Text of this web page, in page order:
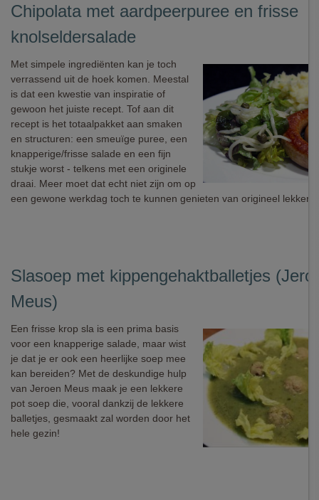
Chipolata met aardpeerpuree en frisse
knolseldersalade
Met simpele ingrediënten kan je toch
verrassend uit de hoek komen. Meestal
is dat een kwestie van inspiratie of
gewoon het juiste recept. Tof aan dit
recept is het totaalpakket aan smaken
en structuren: een smeuïge puree, een
knapperige/frisse salade en een fijn
stukje worst - telkens met een originele
draai. Meer moet dat echt niet zijn om op
een gewone werkdag toch te kunnen genieten van origineel lekkers.
Slasoep met kippengehaktballetjes
Meus)
Een frisse krop sla is een prima basis
voor een knapperige salade, maar wist
je dat je er ook een heerlijke soep mee
kan bereiden? Met de deskundige hulp
van Jeroen Meus maak je een lekkere
pot soep die, vooral dankzij de lekkere
balletjes, gesmaakt zal worden door het
hele gezin!